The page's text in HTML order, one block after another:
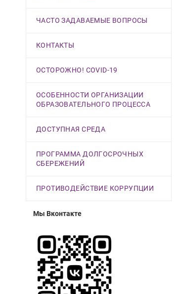
ЧАСТО ЗАДАВАЕМЫЕ ВОПРОСЫ
КОНТАКТЫ
ОСТОРОЖНО! COVID-19
ОСОБЕННОСТИ ОРГАНИЗАЦИИ
ОБРАЗОВАТЕЛЬНОГО ПРОЦЕССА
ДОСТУПНАЯ СРЕДА
ПРОГРАММА ДОЛГОСРОЧНЫХ
СБЕРЕЖЕНИЙ
ПРОТИВОДЕЙСТВИЕ КОРРУПЦИИ
Мы Вконтакте